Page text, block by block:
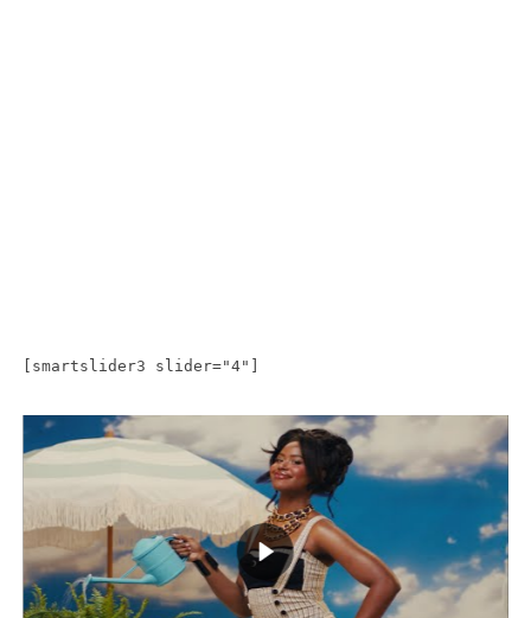
[smartslider3 slider="4"]